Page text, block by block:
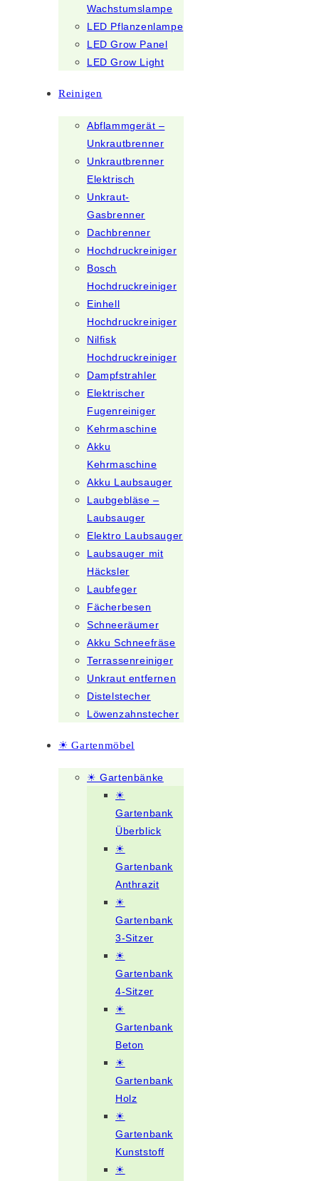
Wachstumslampe
LED Pflanzenlampe
LED Grow Panel
LED Grow Light
Reinigen
Abflammgerät –
Unkrautbrenner
Unkrautbrenner
Elektrisch
Unkraut-
Gasbrenner
Dachbrenner
Hochdruckreiniger
Bosch
Hochdruckreiniger
Einhell
Hochdruckreiniger
Nilfisk
Hochdruckreiniger
Dampfstrahler
Elektrischer
Fugenreiniger
Kehrmaschine
Akku
Kehrmaschine
Akku Laubsauger
Laubgebläse –
Laubsauger
Elektro Laubsauger
Laubsauger mit
Häcksler
Laubfeger
Fächerbesen
Schneeräumer
Akku Schneefräse
Terrassenreiniger
Unkraut entfernen
Distelstecher
Löwenzahnstecher
☀ Gartenmöbel
☀ Gartenbänke
☀
Gartenbank
Überblick
☀
Gartenbank
Anthrazit
☀
Gartenbank
3-Sitzer
☀
Gartenbank
4-Sitzer
☀
Gartenbank
Beton
☀
Gartenbank
Holz
☀
Gartenbank
Kunststoff
☀